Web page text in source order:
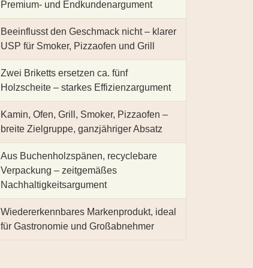
Premium- und Endkundenargument
Beeinflusst den Geschmack nicht – klarer
USP für Smoker, Pizzaofen und Grill
Zwei Briketts ersetzen ca. fünf
Holzscheite – starkes Effizienzargument
Kamin, Ofen, Grill, Smoker, Pizzaofen –
breite Zielgruppe, ganzjähriger Absatz
Aus Buchenholzspänen, recyclebare
Verpackung – zeitgemäßes
Nachhaltigkeitsargument
Wiedererkennbares Markenprodukt, ideal
für Gastronomie und Großabnehmer